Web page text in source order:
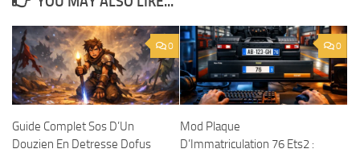
0
Guide Complet Sos D’Un
Douzien En Detresse Dofus
0
Mod Plaque
D’Immatriculation 76 Ets2 :